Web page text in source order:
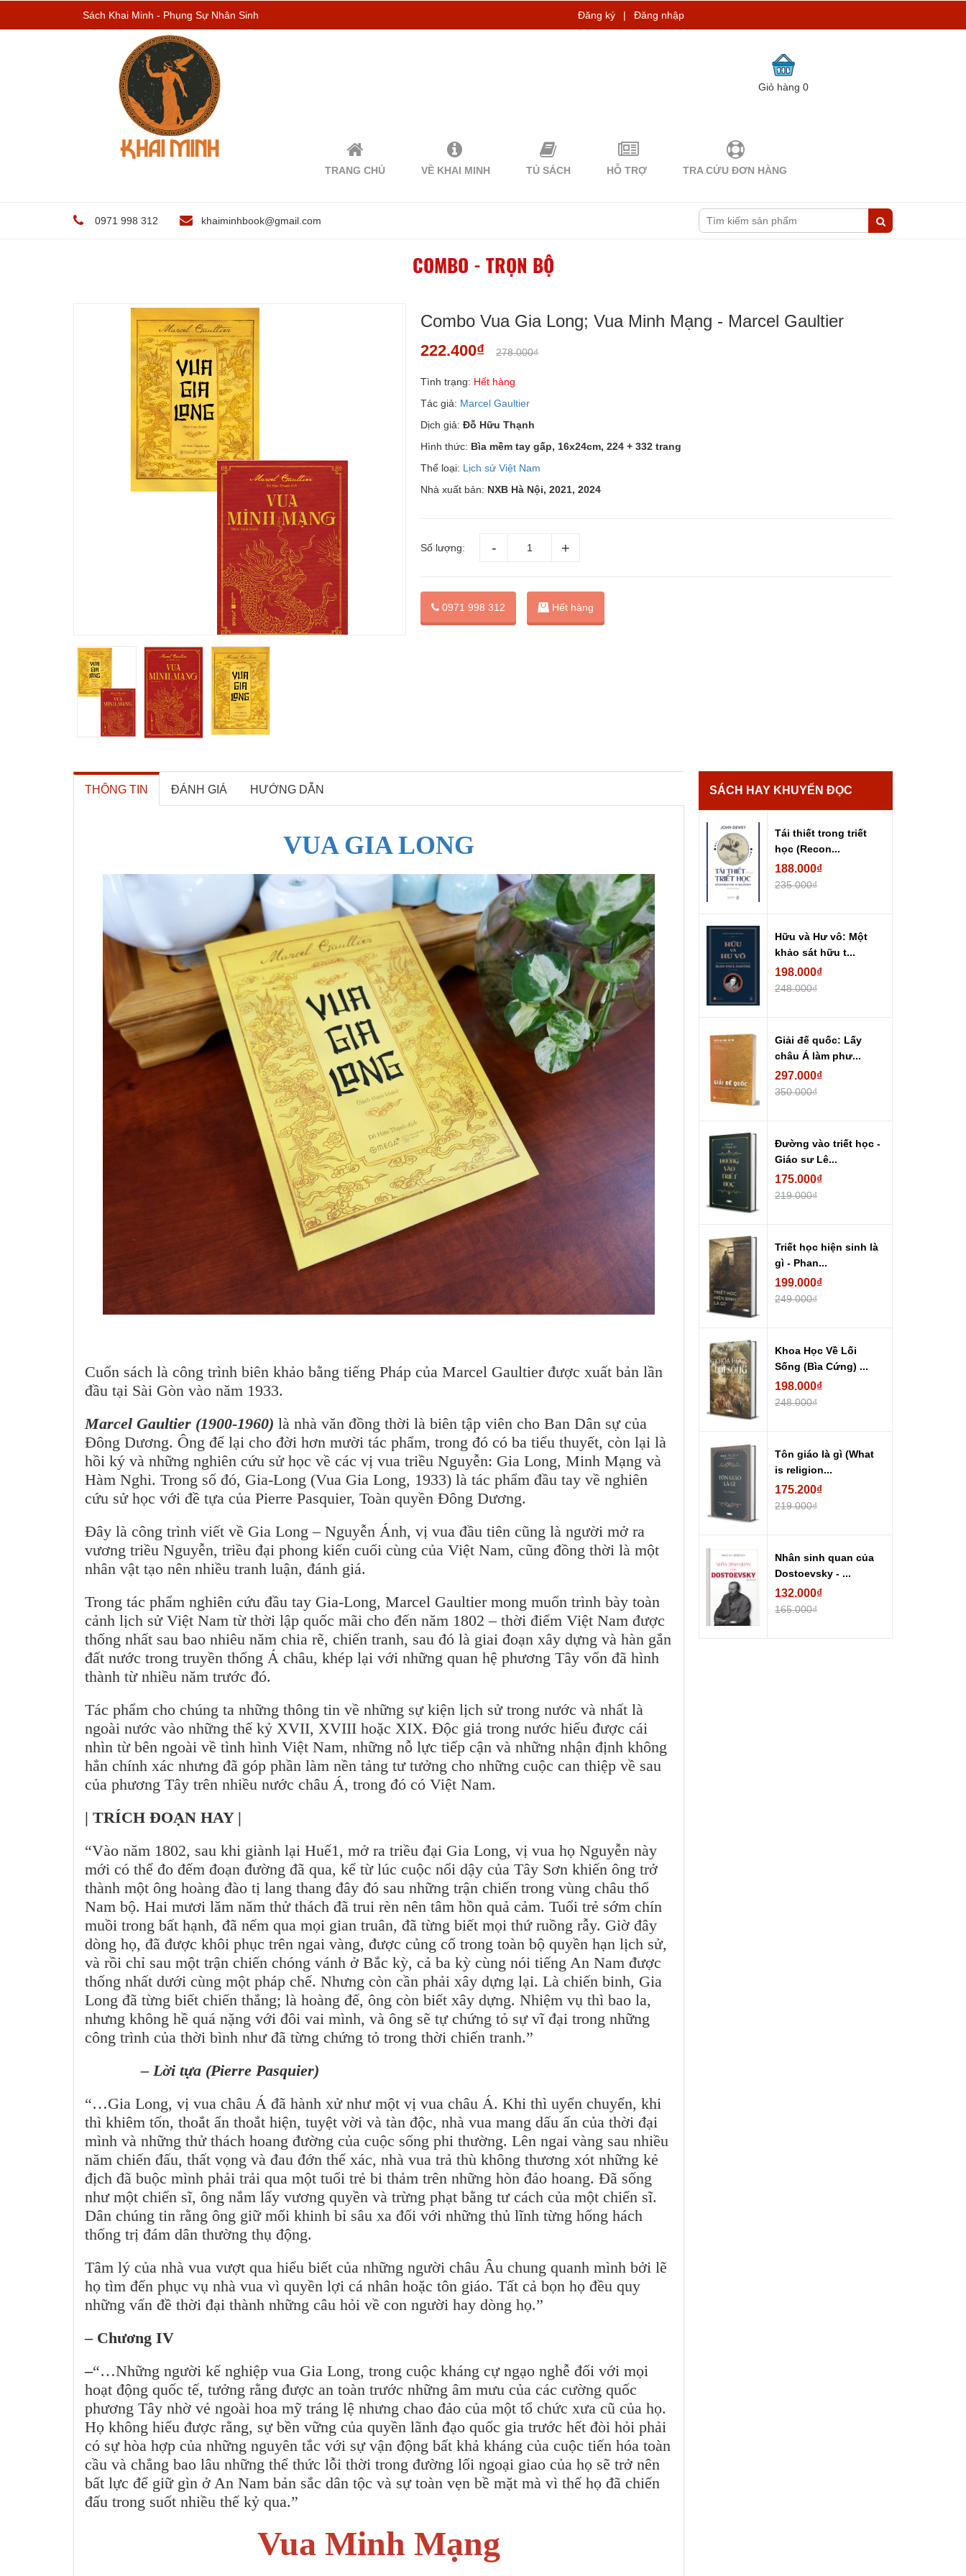
Sách Khai Minh - Phụng Sự Nhân Sinh Đăng ký | Đăng nhập
Giỏ hàng0
TRANG CHỦ VỀ KHAI MINH TỦ SÁCH HỖ TRỢ TRA CỨU ĐƠN HÀNG
0971 998 312 khaiminhbook@gmail.com
COMBO - TRỌN BỘ
Combo Vua Gia Long; Vua Minh Mạng - Marcel Gaultier
222.400₫ 278.000₫
Tình trạng: Hết hàng
Tác giả: Marcel Gaultier
Dịch giả:Đỗ Hữu Thạnh
Hình thức: Bìa mềm tay gấp, 16x24cm, 224 + 332 trang
Thể loại: Lịch sử Việt Nam
Nhà xuất bản: NXB Hà Nội, 2021, 2024
Số lượng:
0971 998 312 Hết hàng
THÔNG TIN ĐÁNH GIÁ HƯỚNG DẪN
VUA GIA LONG
Cuốn sách là công trình biên khảo bằng tiếng Pháp của Marcel Gaultier được xuất bản lần
đầu tại Sài Gòn vào năm 1933.
Marcel Gaultier (1900-1960) là nhà văn đồng thời là biên tập viên cho Ban Dân sự của
Đông Dương. Ông để lại cho đời hơn mười tác phẩm, trong đó có ba tiểu thuyết, còn lại là
hồi ký và những nghiên cứu sử học về các vị vua triều Nguyễn: Gia Long, Minh Mạng và
Hàm Nghi. Trong số đó, Gia-Long (Vua Gia Long, 1933) là tác phẩm đầu tay về nghiên
cứu sử học với đề tựa của Pierre Pasquier, Toàn quyền Đông Dương.
Đây là công trình viết về Gia Long – Nguyễn Ánh, vị vua đầu tiên cũng là người mở ra
vương triều Nguyễn, triều đại phong kiến cuối cùng của Việt Nam, cũng đồng thời là một
nhân vật tạo nên nhiều tranh luận, đánh giá.
Trong tác phẩm nghiên cứu đầu tay Gia-Long, Marcel Gaultier mong muốn trình bày toàn
cảnh lịch sử Việt Nam từ thời lập quốc mãi cho đến năm 1802 – thời điểm Việt Nam được
thống nhất sau bao nhiêu năm chia rẽ, chiến tranh, sau đó là giai đoạn xây dựng và hàn gắn
đất nước trong truyền thống Á châu, khép lại với những quan hệ phương Tây vốn đã hình
thành từ nhiều năm trước đó.
Tác phẩm cho chúng ta những thông tin về những sự kiện lịch sử trong nước và nhất là
ngoài nước vào những thế kỷ XVII, XVIII hoặc XIX. Độc giả trong nước hiểu được cái
nhìn từ bên ngoài về tình hình Việt Nam, những nỗ lực tiếp cận và những nhận định không
hẳn chính xác nhưng đã góp phần làm nền tảng tư tưởng cho những cuộc can thiệp về sau
của phương Tây trên nhiều nước châu Á, trong đó có Việt Nam.
| TRÍCH ĐOẠN HAY |
“Vào năm 1802, sau khi giành lại Huế1, mở ra triều đại Gia Long, vị vua họ Nguyễn này
mới có thể đo đếm đoạn đường đã qua, kể từ lúc cuộc nổi dậy của Tây Sơn khiến ông trở
thành một ông hoàng đào tị lang thang đây đó sau những trận chiến trong vùng châu thổ
Nam bộ. Hai mươi lăm năm thử thách đã trui rèn nên tâm hồn quả cảm. Tuổi trẻ sớm chín
muồi trong bất hạnh, đã nếm qua mọi gian truân, đã từng biết mọi thứ ruồng rẫy. Giờ đây
dòng họ, đã được khôi phục trên ngai vàng, được củng cố trong toàn bộ quyền hạn lịch sử,
và rồi chỉ sau một trận chiến chóng vánh ở Bắc kỳ, cả ba kỳ cùng nói tiếng An Nam được
thống nhất dưới cùng một pháp chế. Nhưng còn cần phải xây dựng lại. Là chiến binh, Gia
Long đã từng biết chiến thắng; là hoàng đế, ông còn biết xây dựng. Nhiệm vụ thì bao la,
nhưng không hề quá nặng với đôi vai mình, và ông sẽ tự chứng tỏ sự vĩ đại trong những
công trình của thời bình như đã từng chứng tỏ trong thời chiến tranh.”
– Lời tựa (Pierre Pasquier)
“…Gia Long, vị vua châu Á đã hành xử như một vị vua châu Á. Khi thì uyển chuyển, khi
thì khiêm tốn, thoắt ẩn thoắt hiện, tuyệt vời và tàn độc, nhà vua mang dấu ấn của thời đại
mình và những thử thách hoang đường của cuộc sống phi thường. Lên ngai vàng sau nhiều
năm chiến đấu, thất vọng và đau đớn thể xác, nhà vua trả thù không thương xót những kẻ
địch đã buộc mình phải trải qua một tuổi trẻ bi thảm trên những hòn đảo hoang. Đã sống
như một chiến sĩ, ông nắm lấy vương quyền và trừng phạt bằng tư cách của một chiến sĩ.
Dân chúng tin rằng ông giữ mối khinh bỉ sâu xa đối với những thủ lĩnh từng hống hách
thống trị đám dân thường thụ động.
Tâm lý của nhà vua vượt qua hiểu biết của những người châu Âu chung quanh mình bởi lẽ
họ tìm đến phục vụ nhà vua vì quyền lợi cá nhân hoặc tôn giáo. Tất cả bọn họ đều quy
những vấn đề thời đại thành những câu hỏi về con người hay dòng họ.”
– Chương IV
–“…Những người kế nghiệp vua Gia Long, trong cuộc kháng cự ngạo nghễ đối với mọi
hoạt động quốc tế, tưởng rằng được an toàn trước những âm mưu của các cường quốc
phương Tây nhờ vẻ ngoài hoa mỹ tráng lệ nhưng chao đảo của một tổ chức xưa cũ của họ.
Họ không hiểu được rằng, sự bền vững của quyền lãnh đạo quốc gia trước hết đòi hỏi phải
có sự hòa hợp của những nguyên tắc với sự vận động bất khả kháng của cuộc tiến hóa toàn
cầu và chẳng bao lâu những thể thức lỗi thời trong đường lối ngoại giao của họ sẽ trở nên
bất lực để giữ gìn ở An Nam bản sắc dân tộc và sự toàn vẹn bề mặt mà vì thế họ đã chiến
đấu trong suốt nhiều thế kỷ qua.”
Vua Minh Mạng
SÁCH HAY KHUYẾN ĐỌC
Tái thiết trong triết
học (Recon...
188.000₫
235.000₫
Hữu và Hư vô: Một
khảo sát hữu t...
198.000₫
248.000₫
Giải đế quốc: Lấy
châu Á làm phư...
297.000₫
350.000₫
Đường vào triết học -
Giáo sư Lê...
175.000₫
219.000₫
Triết học hiện sinh là
gì - Phan...
199.000₫
249.000₫
Khoa Học Về Lối
Sống (Bìa Cứng) ...
198.000₫
248.000₫
Tôn giáo là gì (What
is religion...
175.200₫
219.000₫
Nhân sinh quan của
Dostoevsky - ...
132.000₫
165.000₫